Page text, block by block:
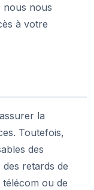
nous nous
à votre
la
Toutefois,
des
retards de
ou de